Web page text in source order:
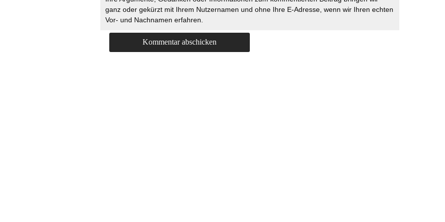
ganz oder gekürzt mit Ihrem Nutzernamen und ohne Ihre E-Adresse, wenn wir Ihren echten
Vor- und Nachnamen erfahren.